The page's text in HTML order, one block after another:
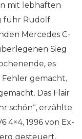
mit lebhaften
fuhr Rudolf
Mercedes C-
Sieg
es
gemacht,
Das Flair
schön“, erzählte
4×4, 1996 von Ex-
gesteuert,